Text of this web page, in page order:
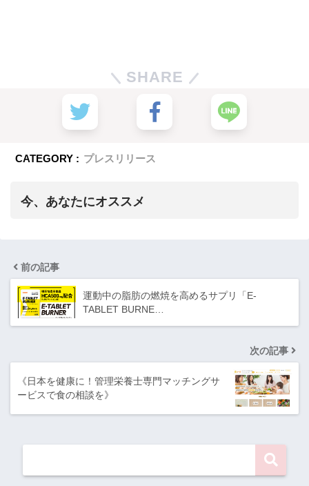
SHARE
CATEGORY : プレスリリース
今、あなたにオススメ
前の記事
運動中の脂肪の燃焼を高めるサプリ「E-
TABLET BURNE…
次の記事
《日本を健康に！管理栄養士専門マッチングサ
ービスで食の相談を》